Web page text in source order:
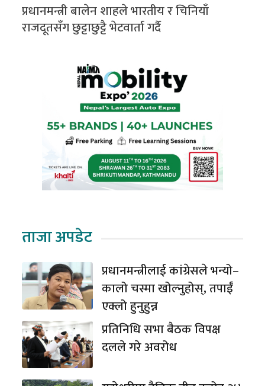
प्रधानमन्त्री बालेन शाहले भारतीय र चिनियाँ
राजदूतसँग छुट्टाछुट्टै भेटवार्ता गर्दै
ताजा अपडेट
प्रधानमन्त्रीलाई कांग्रेसले भन्यो–
कालो चस्मा खोल्नुहोस्, तपाईँ
एक्लो हुनुहुन्न
प्रतिनिधि सभा बैठक विपक्ष
दलले गरे अवरोध